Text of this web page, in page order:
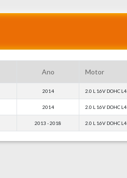
Ano Motor
2014 2.0 L 16V DOHC L4
2014 2.0 L 16V DOHC L4
2013 - 2018 2.0 L 16V DOHC L4